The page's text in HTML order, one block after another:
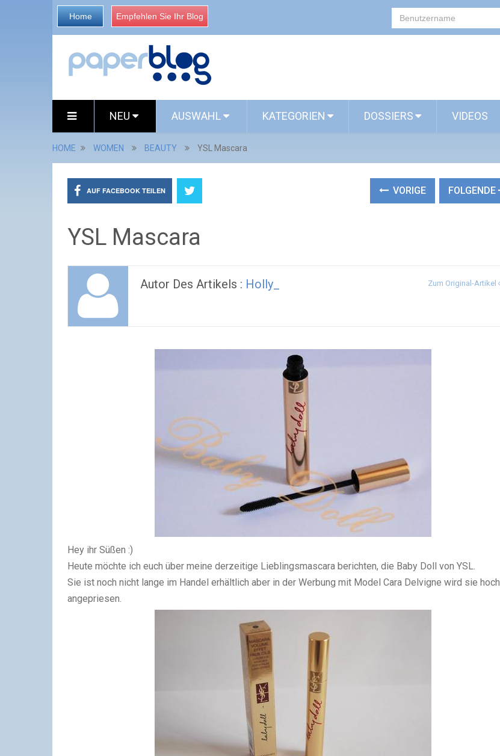
Home Empfehlen Sie Ihr Blog
NEU AUSWAHL KATEGORIEN DOSSIERS VIDEOS
HOME WOMEN BEAUTY YSL Mascara
AUF FACEBOOK TEILEN VORIGE FOLGENDE
YSL Mascara
Autor Des Artikels : Holly_ Zum Original-Artikel
Hey ihr Süßen :)
Heute möchte ich euch über meine derzeitige Lieblingsmascara berichten, die Baby Doll von YSL.
Sie ist noch nicht lange im Handel erhältlich aber in der Werbung mit Model Cara Delvigne wird sie hoch
angepriesen.